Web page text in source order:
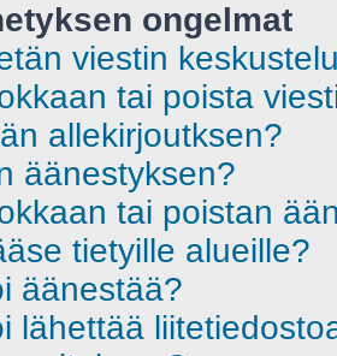
ongelmat
viestin
tai poista
allekirjoutksen?
äänestyksen?
tai poistan
tietyille alueille?
äänestää?
lähettää